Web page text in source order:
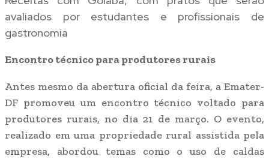
avaliados por estudantes e profissionais de
gastronomia
Encontro técnico para produtores rurais
Antes mesmo da abertura oficial da feira, a Emater-
DF promoveu um encontro técnico voltado para
produtores rurais, no dia 21 de março. O evento,
realizado em uma propriedade rural assistida pela
empresa, abordou temas como o uso de caldas